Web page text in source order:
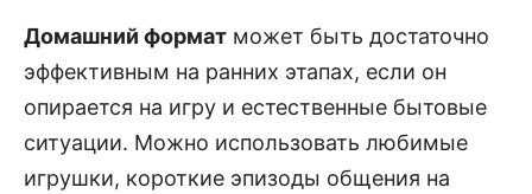
Домашний формат может быть достаточно
эффективным на ранних этапах, если он
опирается на игру и естественные бытовые
ситуации. Можно использовать любимые
игрушки, короткие эпизоды общения на